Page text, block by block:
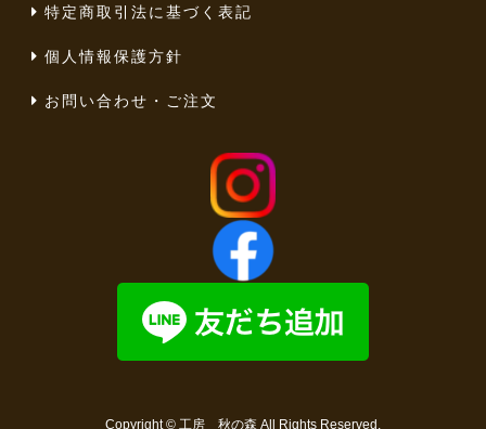
特定商取引法に基づく表記
個人情報保護方針
お問い合わせ・ご注文
Copyright © 工房 秋の森 All Rights Reserved.